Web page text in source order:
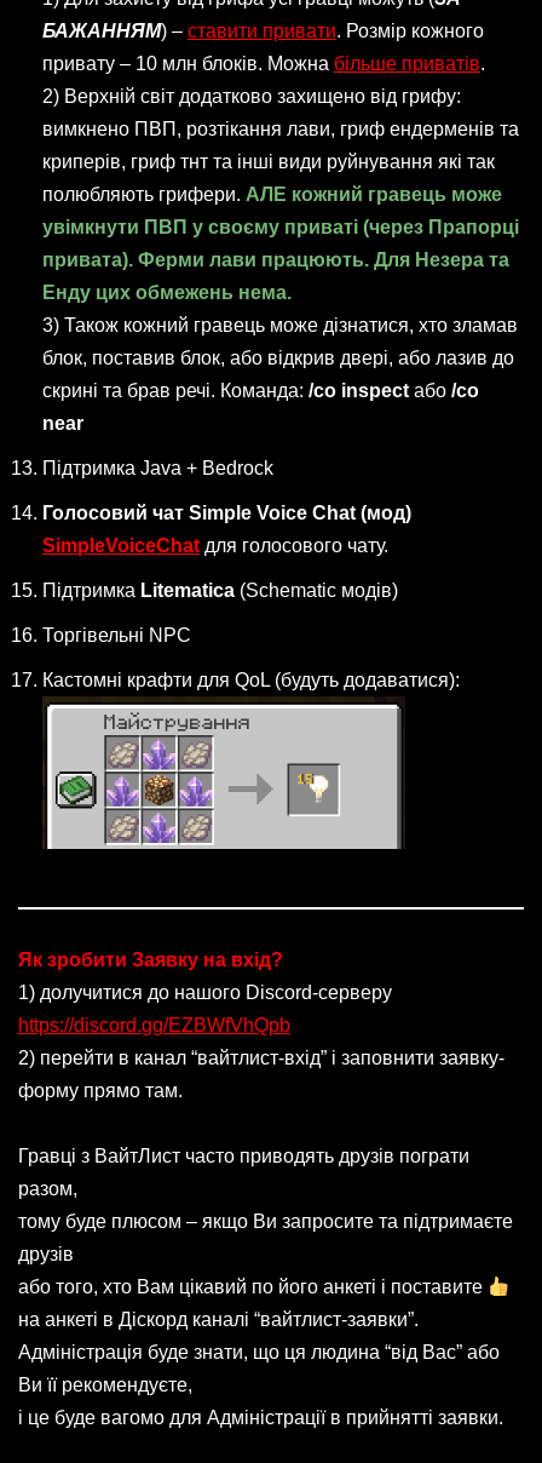
БАЖАННЯМ) – ставити привати. Розмір кожного
привату – 10 млн блоків. Можна більше приватів.
2) Верхній світ додатково захищено від грифу:
вимкнено ПВП, розтікання лави, гриф ендерменів та
криперів, гриф тнт та інші види руйнування які так
полюбляють грифери. АЛЕ кожний гравець може
увімкнути ПВП у своєму приваті (через Прапорці
привата). Ферми лави працюють. Для Незера та
Енду цих обмежень нема.
3) Також кожний гравець може дізнатися, хто зламав
блок, поставив блок, або відкрив двері, або лазив до
скрині та брав речі. Команда: /co inspect або /co
near
Підтримка Java + Bedrock
Голосовий чат Simple Voice Chat (мод)
SimpleVoiceChat для голосового чату.
Підтримка Litematica (Schematic модів)
Торгівельні NPC
Кастомні крафти для QoL (будуть додаватися):
Як зробити Заявку на вхід?
1) долучитися до нашого Discord-серверу
https://discord.gg/EZBWfVhQpb
2) перейти в канал “вайтлист-вхід” і заповнити заявку-
форму прямо там.
Гравці з ВайтЛист часто приводять друзів пограти
разом,
тому буде плюсом – якщо Ви запросите та підтримаєте
друзів
або того, хто Вам цікавий по його анкеті і поставите
на анкеті в Діскорд каналі “вайтлист-заявки”.
Адміністрація буде знати, що ця людина “від Вас” або
Ви її рекомендуєте,
і це буде вагомо для Адміністрації в прийнятті заявки.